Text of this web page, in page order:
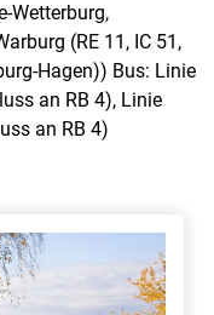
Wetterburg,
(RE 11, IC 51,
Hagen)) Bus: Linie
an RB 4), Linie
an RB 4)